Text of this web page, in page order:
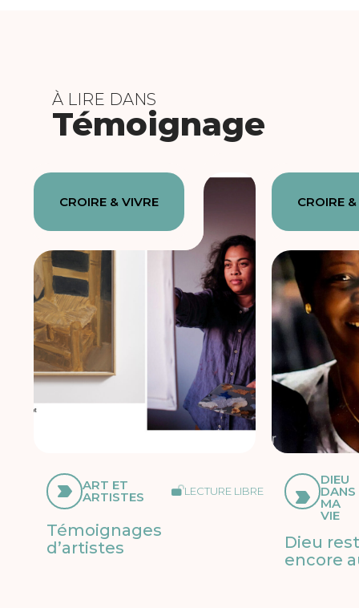
À LIRE DANS
Témoignage
CROIRE & VIVRE
ART ET
ARTISTES LECTURE LIBRE
Témoignages
d’artistes
CROIRE
DIEU
DANS
MA
VIE
Dieu
encore